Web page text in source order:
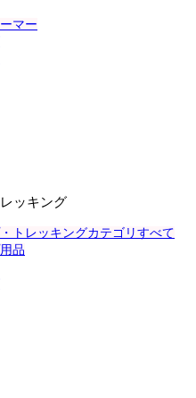
マー
ッキング
トレッキングカテゴリすべて
品